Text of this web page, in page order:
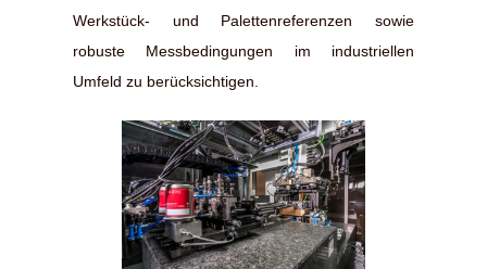
Werkstück- und Palettenreferenzen sowie
robuste Messbedingungen im industriellen
Umfeld zu berücksichtigen.